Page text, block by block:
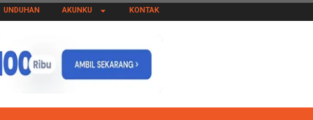
UNDUHAN AKUNKU KONTAK